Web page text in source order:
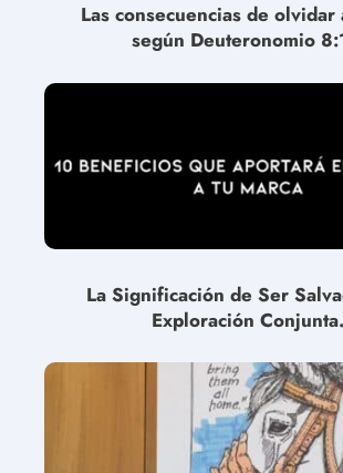
Las consecuencias de
según Deuteronomio
La Significación de Ser
Exploración Conjunta.